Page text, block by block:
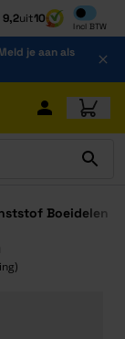
9,2uit10
Incl BTW
Inclusief
je aan als
Boeidelen